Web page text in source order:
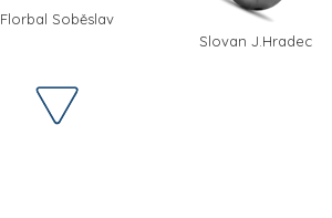
Florbal Soběslav
Slovan J.Hradec